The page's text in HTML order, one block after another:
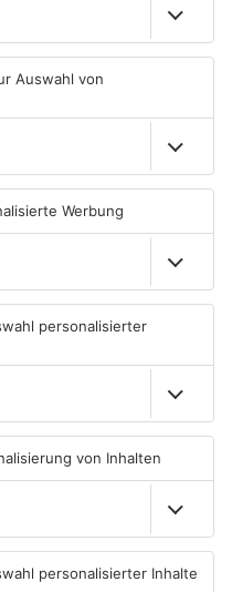
Trinkwasserbrunnen in
Obertshausen mit Keimen
belastet
Igel verursacht
Polizeieinsatz in Mühlheimer
Supermarkt